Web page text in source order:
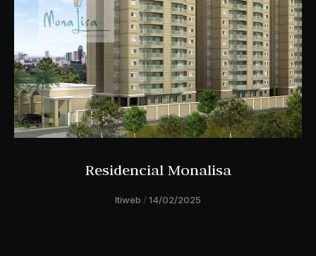
Residencial Monalisa
ltiweb 14/02/2025